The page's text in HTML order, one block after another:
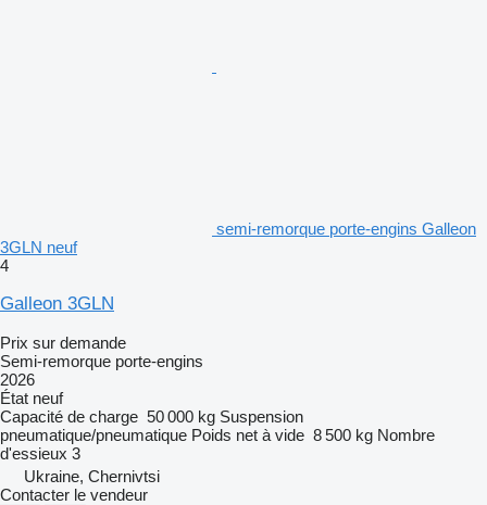
semi-remorque porte-engins Galleon
3GLN neuf
4
Galleon 3GLN
Prix sur demande
Semi-remorque porte-engins
2026
État neuf
Capacité de charge 50 000 kg Suspension
pneumatique/pneumatique Poids net à vide 8 500 kg Nombre
d'essieux 3
Ukraine, Chernivtsi
Contacter le vendeur